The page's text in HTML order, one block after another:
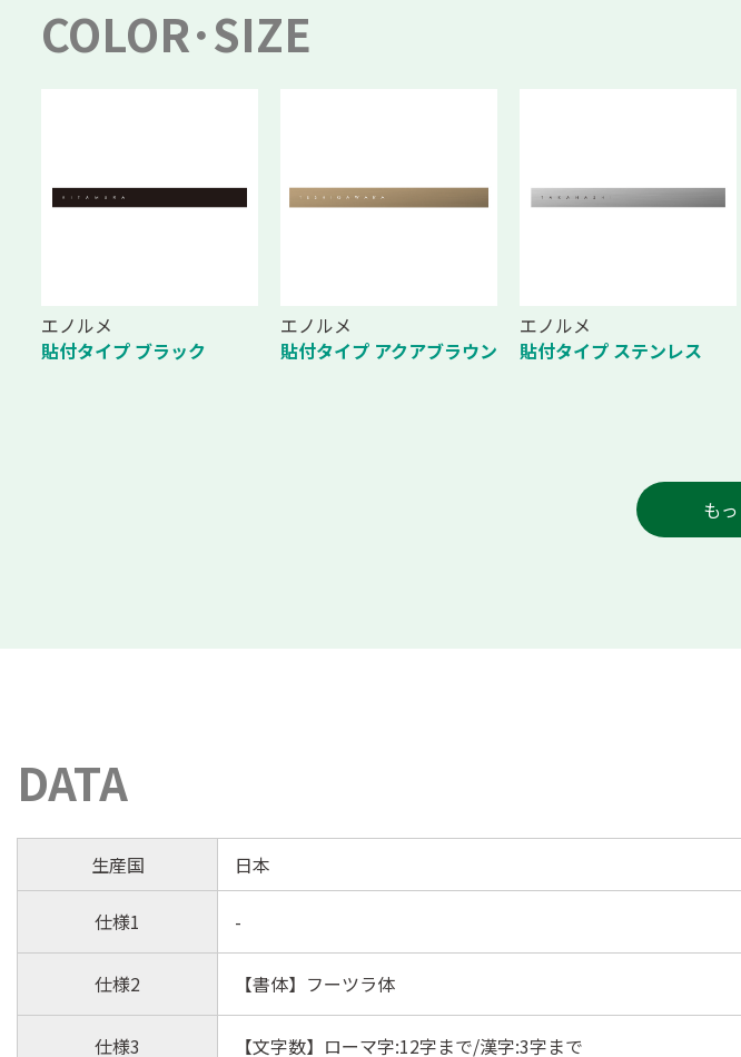
COLOR･SIZE
エノルメ
貼付タイプ ブラック
エノルメ
貼付タイプ アクアブラウン
エノルメ
貼付タイプ ステンレス
も
DATA
生産国 日本
仕様1 -
仕様2 【書体】フーツラ体
仕様3 【文字数】ローマ字:12字まで/漢字:3字まで